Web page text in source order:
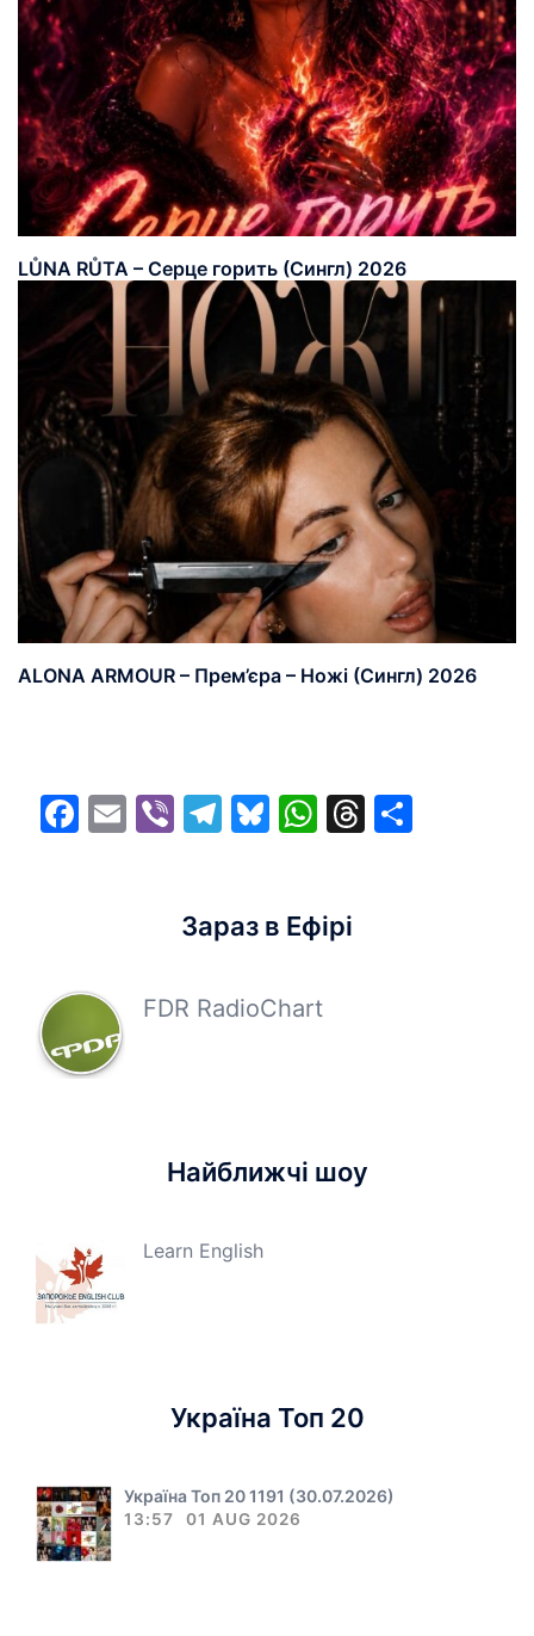
LŮNA RŮTA – Серце горить (Сингл) 2026
ALONA ARMOUR – Прем’єра – Ножі (Сингл) 2026
Facebook
EmailViberTelegram
Bluesky
WhatsApp
Threads
Зараз в Ефірі
FDR RadioChart
Найближчі шоу
Learn English
Україна Топ 20
Україна Топ 20 1191 (30.07.2026)
13:57 01 AUG 2026